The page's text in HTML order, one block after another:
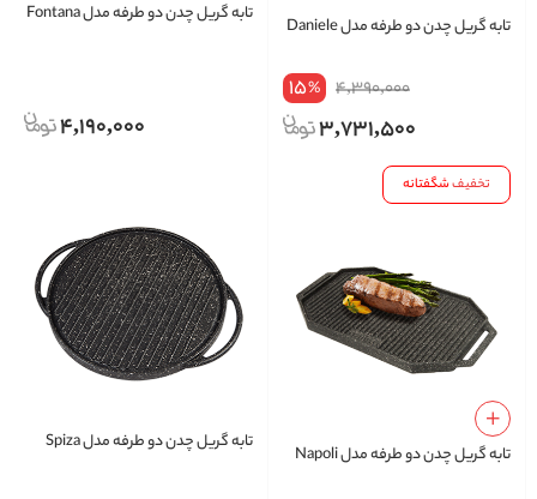
تابه گریل چدن دو طرفه مدل Daniele
4,390,000
15%
3,731,500
تابه گریل چدن دو طرفه مدل Fontana
4,190,000
تخفیفشگفتانه
تابه گریل چدن دو طرفه مدل Napoli
تابه گریل چدن دو طرفه مدل Spiza